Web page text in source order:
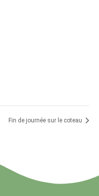
Fin de journée sur le coteau